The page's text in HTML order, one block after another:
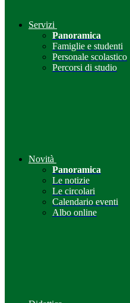
Servizi
Panoramica
Famiglie e studenti
Personale scolastico
Percorsi di studio
Novità
Panoramica
Le notizie
Le circolari
Calendario eventi
Albo online